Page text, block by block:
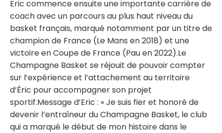
Eric commence ensuite une importante carrière de
coach avec un parcours au plus haut niveau du
basket français, marqué notamment par un titre de
champion de France (Le Mans en 2018) et une
victoire en Coupe de France (Pau en 2022).Le
Champagne Basket se réjouit de pouvoir compter
sur l’expérience et l’attachement au territoire
d’Éric pour accompagner son projet
sportif.Message d’Eric : « Je suis fier et honoré de
devenir l’entraîneur du Champagne Basket, le club
qui a marqué le début de mon histoire dans le